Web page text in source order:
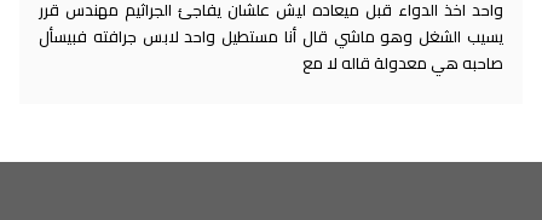
واحد اخذ الدواء قبل ميعاده ليش علشان يفاجئ الجراثيم مهندس قرر
يسيب الشغل وهو ماشي قال أنا مستطيل واحد لابس جرافته فبيسأل
صاحبه هي معدولة قاله لا مع